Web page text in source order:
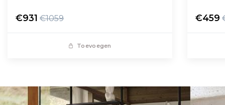
€931 €1059
Toevoegen
€459